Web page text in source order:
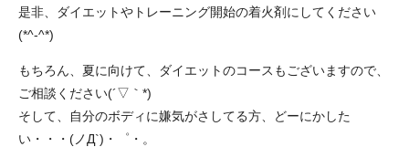
是非、ダイエットやトレーニング開始の着火剤にしてください
(*^-^*)
もちろん、夏に向けて、ダイエットのコースもございますので、
ご相談ください(´▽｀*)
そして、自分のボディに嫌気がさしてる方、どーにかした
い・・・(ノД`)・゜・。